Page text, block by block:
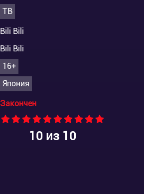
ТВ
Bili Bili
Bili Bili
16+
Япония
Закончен
10из 10